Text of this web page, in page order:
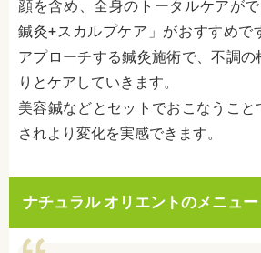
顔を含め、全身のトータルケアが
鍼灸+スカルプケア」がおすすめで
アプローチする鍼灸施術で、不調
りとケアしていきます。
美容鍼などとセットでおこなうこと
されより変化を実感できます。
ナチュラル オリエントのメニュー